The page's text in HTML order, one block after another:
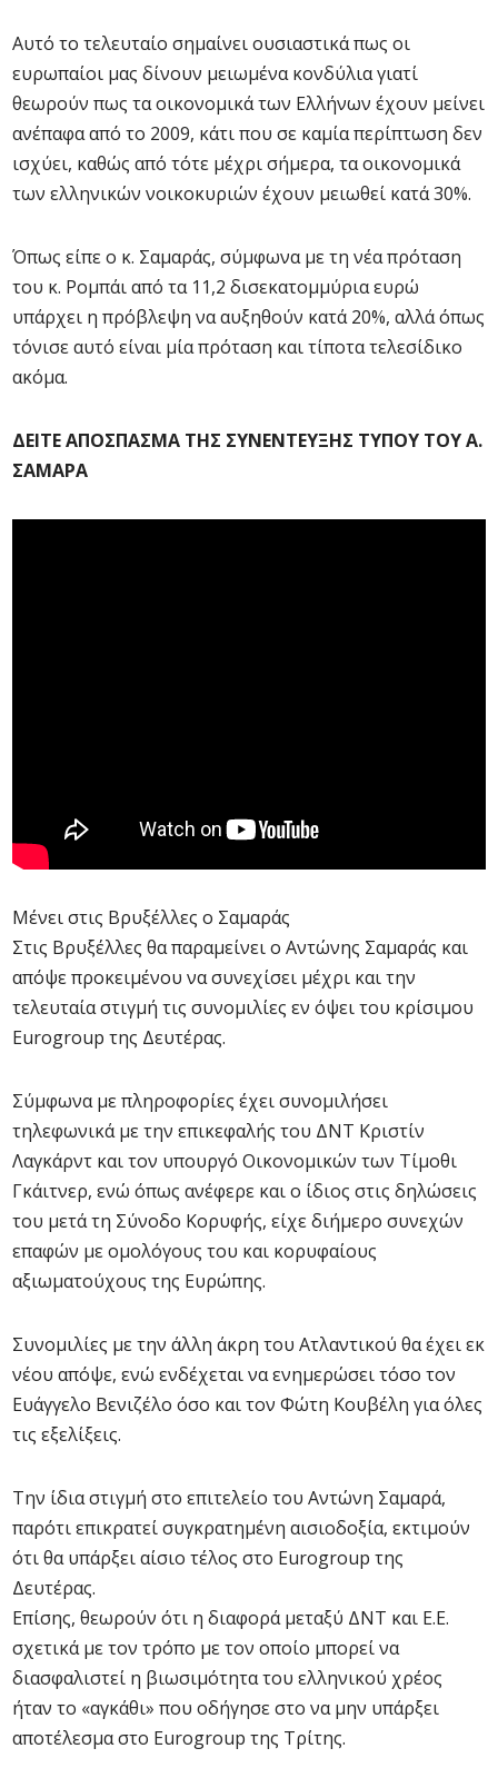
Αυτό το τελευταίο σημαίνει ουσιαστικά πως οι
ευρωπαίοι μας δίνουν μειωμένα κονδύλια γιατί
θεωρούν πως τα οικονομικά των Ελλήνων έχουν μείνει
ανέπαφα από το 2009, κάτι που σε καμία περίπτωση δεν
ισχύει, καθώς από τότε μέχρι σήμερα, τα οικονομικά
των ελληνικών νοικοκυριών έχουν μειωθεί κατά 30%.
Όπως είπε ο κ. Σαμαράς, σύμφωνα με τη νέα πρόταση
του κ. Ρομπάι από τα 11,2 δισεκατομμύρια ευρώ
υπάρχει η πρόβλεψη να αυξηθούν κατά 20%, αλλά όπως
τόνισε αυτό είναι μία πρόταση και τίποτα τελεσίδικο
ακόμα.
ΔΕΙΤΕ ΑΠΟΣΠΑΣΜΑ ΤΗΣ ΣΥΝΕΝΤΕΥΞΗΣ ΤΥΠΟΥ ΤΟΥ Α.
ΣΑΜΑΡΑ
Mένει στις Βρυξέλλες ο Σαμαράς
Στις Βρυξέλλες θα παραμείνει ο Αντώνης Σαμαράς και
απόψε προκειμένου να συνεχίσει μέχρι και την
τελευταία στιγμή τις συνομιλίες εν όψει του κρίσιμου
Eurogroup της Δευτέρας.
Σύμφωνα με πληροφορίες έχει συνομιλήσει
τηλεφωνικά με την επικεφαλής του ΔΝΤ Κριστίν
Λαγκάρντ και τον υπουργό Οικονομικών των Τίμοθι
Γκάιτνερ, ενώ όπως ανέφερε και ο ίδιος στις δηλώσεις
του μετά τη Σύνοδο Κορυφής, είχε διήμερο συνεχών
επαφών με ομολόγους του και κορυφαίους
αξιωματούχους της Ευρώπης.
Συνομιλίες με την άλλη άκρη του Ατλαντικού θα έχει εκ
νέου απόψε, ενώ ενδέχεται να ενημερώσει τόσο τον
Ευάγγελο Βενιζέλο όσο και τον Φώτη Κουβέλη για όλες
τις εξελίξεις.
Την ίδια στιγμή στο επιτελείο του Αντώνη Σαμαρά,
παρότι επικρατεί συγκρατημένη αισιοδοξία, εκτιμούν
ότι θα υπάρξει αίσιο τέλος στο Eurogroup της
Δευτέρας.
Επίσης, θεωρούν ότι η διαφορά μεταξύ ΔΝΤ και Ε.Ε.
σχετικά με τον τρόπο με τον οποίο μπορεί να
διασφαλιστεί η βιωσιμότητα του ελληνικού χρέος
ήταν το «αγκάθι» που οδήγησε στο να μην υπάρξει
αποτέλεσμα στο Eurogroup της Τρίτης.